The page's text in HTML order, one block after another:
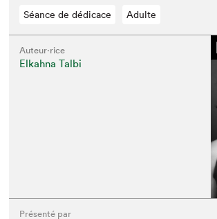
Séance de dédicace Adulte
Auteur·rice
Elkahna Talbi
Présenté par